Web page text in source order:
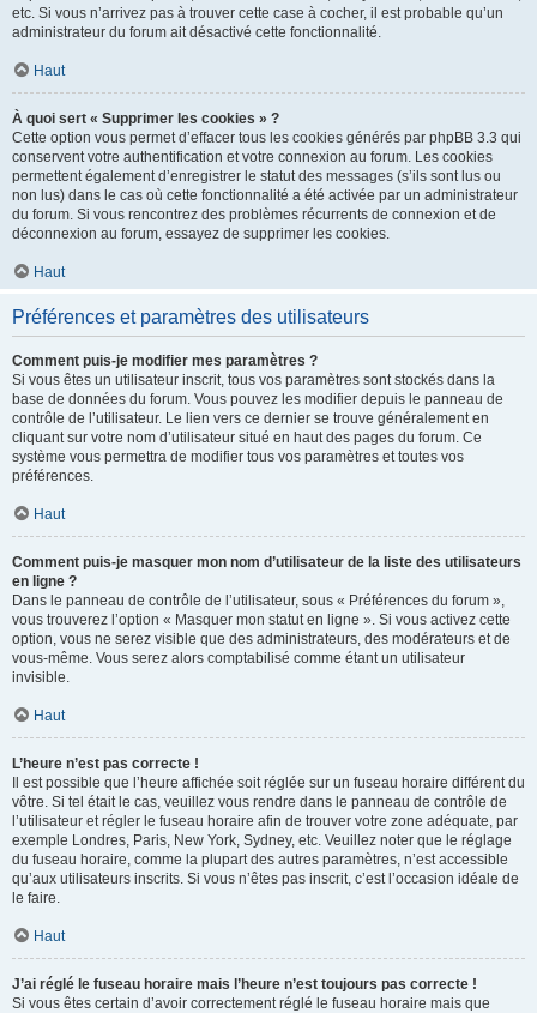
etc. Si vous n’arrivez pas à trouver cette case à cocher, il est probable qu’un
administrateur du forum ait désactivé cette fonctionnalité.
Haut
À quoi sert « Supprimer les cookies » ?
Cette option vous permet d’effacer tous les cookies générés par phpBB 3.3 qui
conservent votre authentification et votre connexion au forum. Les cookies
permettent également d’enregistrer le statut des messages (s’ils sont lus ou
non lus) dans le cas où cette fonctionnalité a été activée par un administrateur
du forum. Si vous rencontrez des problèmes récurrents de connexion et de
déconnexion au forum, essayez de supprimer les cookies.
Haut
Préférences et paramètres des utilisateurs
Comment puis-je modifier mes paramètres ?
Si vous êtes un utilisateur inscrit, tous vos paramètres sont stockés dans la
base de données du forum. Vous pouvez les modifier depuis le panneau de
contrôle de l’utilisateur. Le lien vers ce dernier se trouve généralement en
cliquant sur votre nom d’utilisateur situé en haut des pages du forum. Ce
système vous permettra de modifier tous vos paramètres et toutes vos
préférences.
Haut
Comment puis-je masquer mon nom d’utilisateur de la liste des utilisateurs
en ligne ?
Dans le panneau de contrôle de l’utilisateur, sous « Préférences du forum »,
vous trouverez l’option « Masquer mon statut en ligne ». Si vous activez cette
option, vous ne serez visible que des administrateurs, des modérateurs et de
vous-même. Vous serez alors comptabilisé comme étant un utilisateur
invisible.
Haut
L’heure n’est pas correcte !
Il est possible que l’heure affichée soit réglée sur un fuseau horaire différent du
vôtre. Si tel était le cas, veuillez vous rendre dans le panneau de contrôle de
l’utilisateur et régler le fuseau horaire afin de trouver votre zone adéquate, par
exemple Londres, Paris, New York, Sydney, etc. Veuillez noter que le réglage
du fuseau horaire, comme la plupart des autres paramètres, n’est accessible
qu’aux utilisateurs inscrits. Si vous n’êtes pas inscrit, c’est l’occasion idéale de
le faire.
Haut
J’ai réglé le fuseau horaire mais l’heure n’est toujours pas correcte !
Si vous êtes certain d’avoir correctement réglé le fuseau horaire mais que